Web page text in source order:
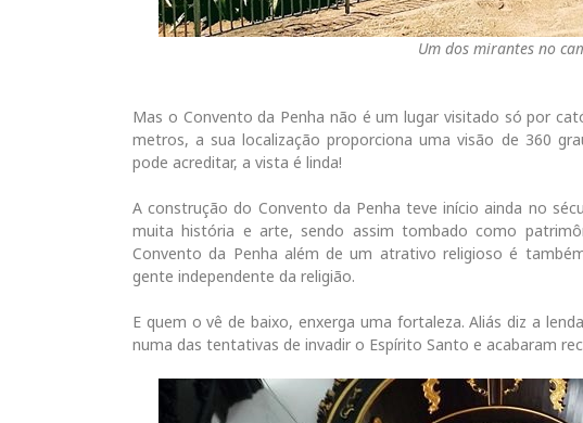
Um dos mirantes no
Mas o Convento da Penha não é um lugar visitado só por
metros, a sua localização proporciona uma visão de 360
pode acreditar, a vista é linda!
A construção do Convento da Penha teve início ainda no
muita história e arte, sendo assim tombado como
Convento da Penha além de um atrativo religioso é
gente independente da religião.
E quem o vê de baixo, enxerga uma fortaleza. Aliás diz a
numa das tentativas de invadir o Espírito Santo e acabaram